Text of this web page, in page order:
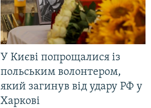
У Києві попрощалися із
польським волонтером,
який загинув від удару РФ у
Харкові